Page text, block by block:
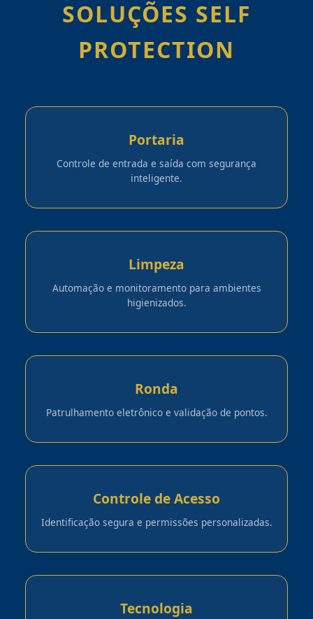
SOLUÇÕES SELF
PROTECTION
Portaria
Controle de entrada e saída com segurança
inteligente.
Limpeza
Automação e monitoramento para ambientes
higienizados.
Ronda
Patrulhamento eletrônico e validação de pontos.
Controle de Acesso
Identificação segura e permissões personalizadas.
Tecnologia